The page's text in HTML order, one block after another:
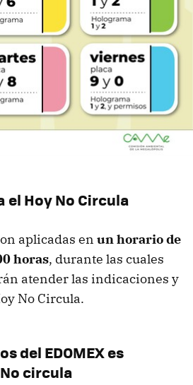
el Hoy No Circula
aplicadas en un horario de
horas, durante las cuales
atender las indicaciones y
No Circula.
del EDOMEX es
circula